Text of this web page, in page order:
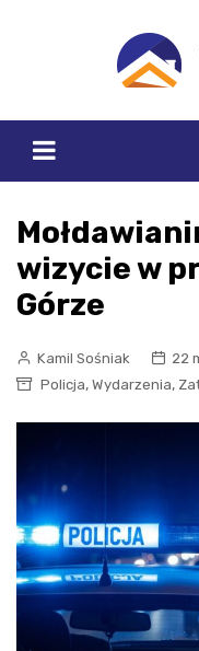
wizycie w
Górze
Kamil Sośniak
22
Policja, Wydarzenia,